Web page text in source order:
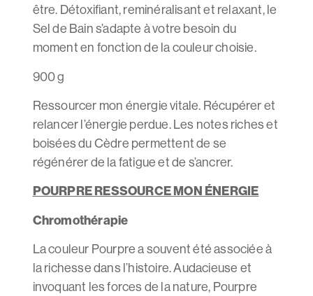
être. Détoxifiant, reminéralisant et relaxant, le
Sel de Bain s’adapte à votre besoin du
moment en fonction de la couleur choisie.
900 g
Ressourcer mon énergie vitale. Récupérer et
relancer l’énergie perdue. Les notes riches et
boisées du Cèdre permettent de se
régénérer de la fatigue et de s’ancrer.
POURPRE RESSOURCE MON ÉNERGIE
Chromothérapie
La couleur Pourpre a souvent été associée à
la richesse dans l’histoire. Audacieuse et
invoquant les forces de la nature, Pourpre